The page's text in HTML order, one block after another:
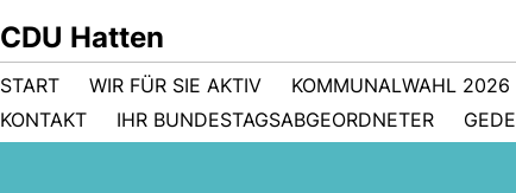
CDU Hatten
START WIR FÜR SIE AKTIV KOMMUNALWAHL 2026
KONTAKT
IHR BUNDESTAGSABGEORDNETER